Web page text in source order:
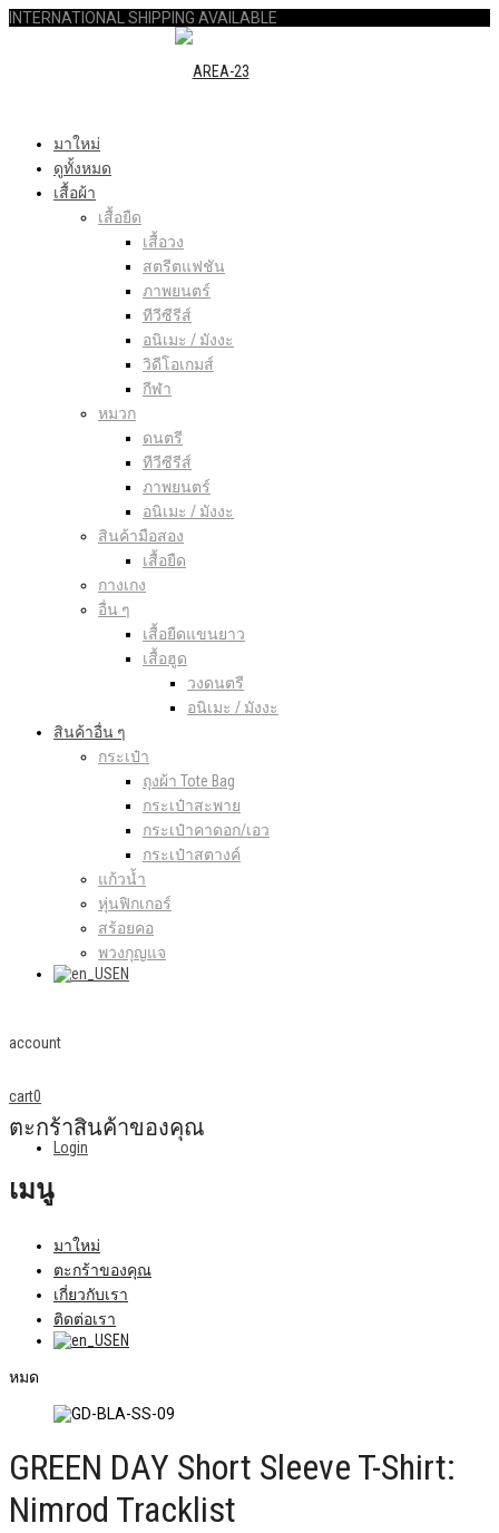
INTERNATIONAL SHIPPING AVAILABLE
มาใหม่
ดูทั้งหมด
เสื้อผ้า
เสื้อยืด
เสื้อวง
สตรีตแฟชัน
ภาพยนตร์
ทีวีซีรีส์
อนิเมะ / มังงะ
วิดีโอเกมส์
กีฬา
หมวก
ดนตรี
ทีวีซีรีส์
ภาพยนตร์
อนิเมะ / มังงะ
สินค้ามือสอง
เสื้อยืด
กางเกง
อื่น ๆ
เสื้อยืดแขนยาว
เสื้อฮูด
วงดนตรี
อนิเมะ / มังงะ
สินค้าอื่น ๆ
กระเป๋า
ถุงผ้า Tote Bag
กระเป๋าสะพาย
กระเป๋าคาดอก/เอว
กระเป๋าสตางค์
แก้วน้ำ
หุ่นฟิกเกอร์
สร้อยคอ
พวงกุญแจ
EN
account
Login
cart0
ตะกร้าสินค้าของคุณ
เมนู
มาใหม่
ตะกร้าของคุณ
เกี่ยวกับเรา
ติดต่อเรา
EN
หมด
GREEN DAY Short Sleeve T-Shirt:
Nimrod Tracklist